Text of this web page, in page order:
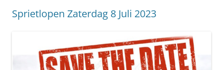
Sprietlopen Zaterdag 8 Juli 2023